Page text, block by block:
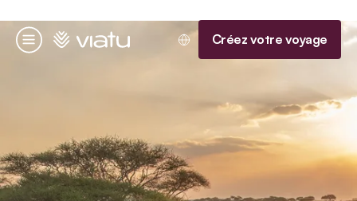
Menu
Accueil Créez votre voyage